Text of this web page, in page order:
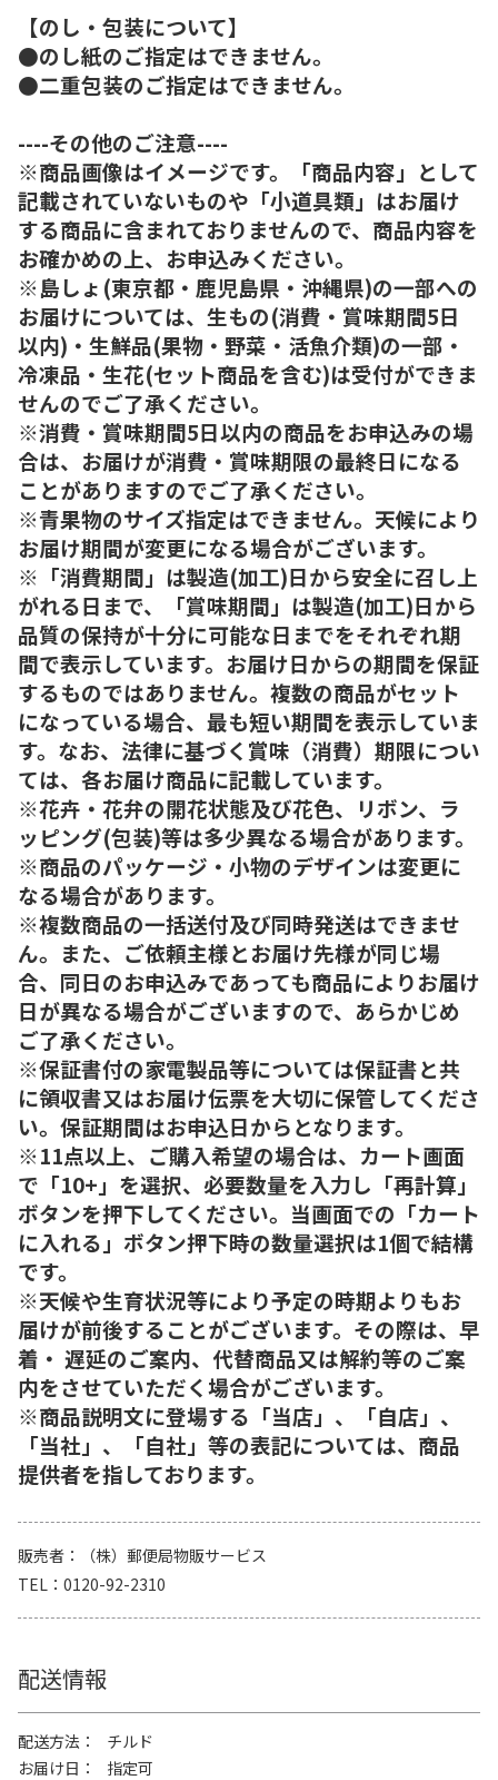
【のし・包装について】
●のし紙のご指定はできません。
●二重包装のご指定はできません。
----その他のご注意----
※商品画像はイメージです。「商品内容」として
記載されていないものや「小道具類」はお届け
する商品に含まれておりませんので、商品内容を
お確かめの上、お申込みください。
※島しょ(東京都・鹿児島県・沖縄県)の一部への
お届けについては、生もの(消費・賞味期間5日
以内)・生鮮品(果物・野菜・活魚介類)の一部・
冷凍品・生花(セット商品を含む)は受付ができま
せんのでご了承ください。
※消費・賞味期間5日以内の商品をお申込みの場
合は、お届けが消費・賞味期限の最終日になる
ことがありますのでご了承ください。
※青果物のサイズ指定はできません。天候により
お届け期間が変更になる場合がございます。
※「消費期間」は製造(加工)日から安全に召し上
がれる日まで、「賞味期間」は製造(加工)日から
品質の保持が十分に可能な日までをそれぞれ期
間で表示しています。お届け日からの期間を保証
するものではありません。複数の商品がセット
になっている場合、最も短い期間を表示していま
す。なお、法律に基づく賞味（消費）期限につい
ては、各お届け商品に記載しています。
※花卉・花弁の開花状態及び花色、リボン、ラ
ッピング(包装)等は多少異なる場合があります。
※商品のパッケージ・小物のデザインは変更に
なる場合があります。
※複数商品の一括送付及び同時発送はできませ
ん。また、ご依頼主様とお届け先様が同じ場
合、同日のお申込みであっても商品によりお届け
日が異なる場合がございますので、あらかじめ
ご了承ください。
※保証書付の家電製品等については保証書と共
に領収書又はお届け伝票を大切に保管してくださ
い。保証期間はお申込日からとなります。
※11点以上、ご購入希望の場合は、カート画面
で「10+」を選択、必要数量を入力し「再計算」
ボタンを押下してください。当画面での「カート
に入れる」ボタン押下時の数量選択は1個で結構
です。
※天候や生育状況等により予定の時期よりもお
届けが前後することがございます。その際は、早
着・ 遅延のご案内、代替商品又は解約等のご案
内をさせていただく場合がございます。
※商品説明文に登場する「当店」、「自店」、
「当社」、「自社」等の表記については、商品
提供者を指しております。
販売者
（株）郵便局物販サービス
TEL
0120-92-2310
配送情報
配送方法
チルド
お届け日
指定可